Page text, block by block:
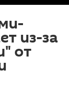
из-за
от